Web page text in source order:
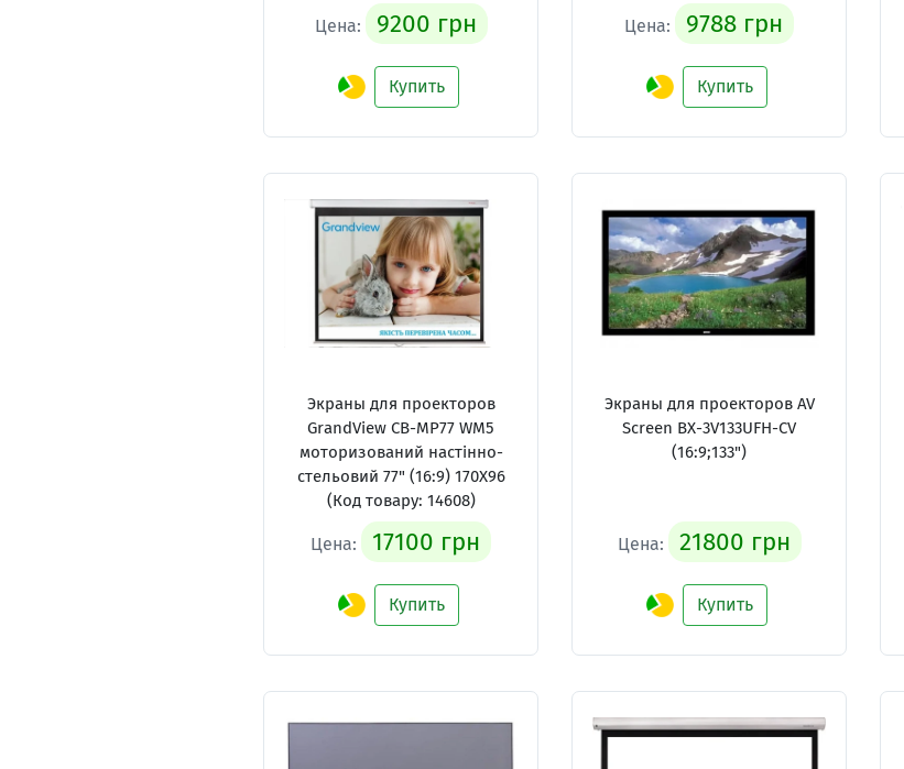
Цена: 9200 грн
Купить
Цена: 9788 грн
Купить
Экраны для проекторов
GrandView CB-MP77 WM5
моторизований настінно-
стельовий 77" (16:9) 170X96
(Код товару: 14608)
Цена: 17100 грн
Купить
Экраны для проекторов AV
Screen BX-3V133UFH-CV
(16:9;133")
Цена: 21800 грн
Купить